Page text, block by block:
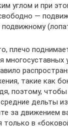
углом и при
—
плечо
многосуставных
такие как
поэтому,
дельты
за движением
в